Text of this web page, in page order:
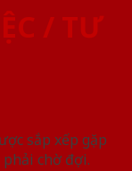
/ TƯ
sắp xếp gặp
chờ đợi.